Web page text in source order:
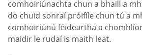
comhoiriúnachta chun a bhaill a
do chuid sonraí próifíle chun tú a
comhoiriúnú féideartha a
maidir le rudaí is maith leat.